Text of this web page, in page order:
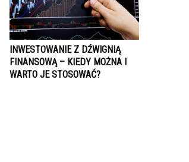
INWESTOWANIE Z DŹWIGNIĄ
FINANSOWĄ – KIEDY MOŻNA I
WARTO JE STOSOWAĆ?